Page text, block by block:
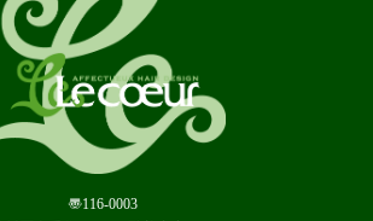
〠116-0003